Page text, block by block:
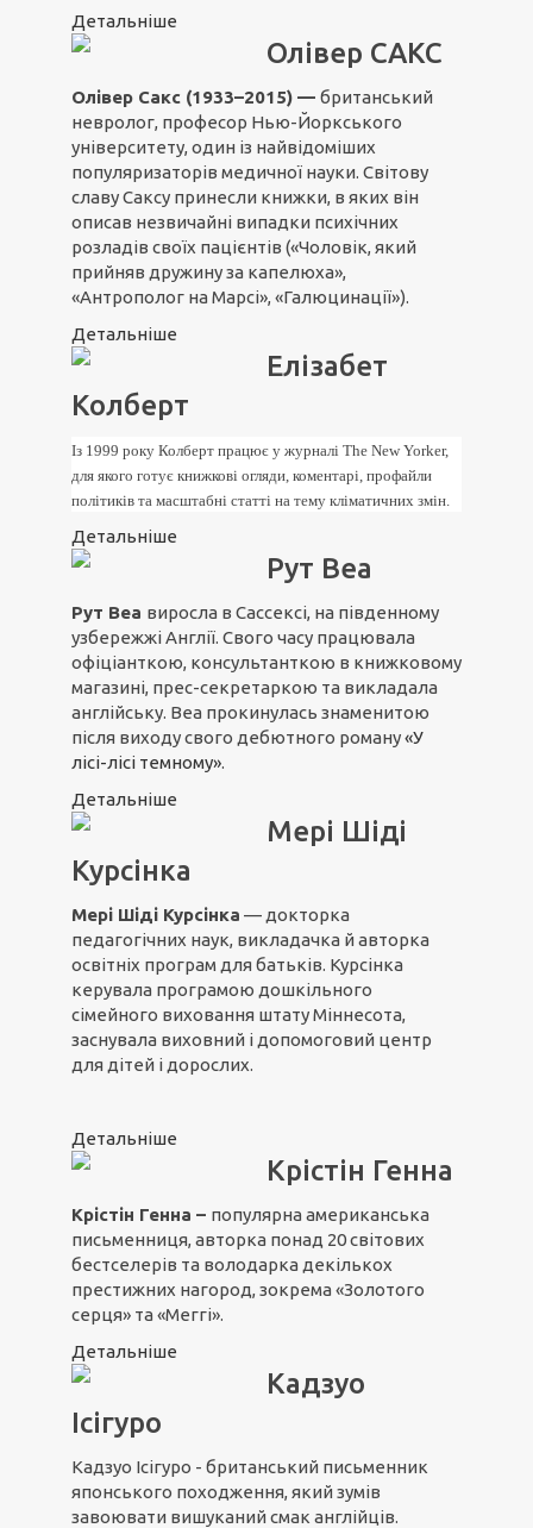
Детальніше
Олівер САКС
Олівер Сакс (1933–2015) — британський
невролог, професор Нью-Йоркського
університету, один із найвідоміших
популяризаторів медичної науки. Світову
славу Саксу принесли книжки, в яких він
описав незвичайні випадки психічних
розладів своїх пацієнтів («Чоловік, який
прийняв дружину за капелюха»,
«Антрополог на Марсі», «Галюцинації»).
Детальніше
Елізабет
Колберт
Із 1999 року Колберт працює у журналі The New Yorker,
для якого готує книжкові огляди, коментарі, профайли
політиків та масштабні статті на тему кліматичних змін.
Детальніше
Рут Веа
Рут Веа виросла в Сассексі, на південному
узбережжі Англії. Свого часу працювала
офіціанткою, консультанткою в книжковому
магазині, прес-секретаркою та викладала
англійську. Веа прокинулась знаменитою
після виходу свого дебютного роману«У
лісі-лісі темному».
Детальніше
Мері Шіді
Курсінка
Мері Шіді Курсінка — докторка
педагогічних наук, викладачка й авторка
освітніх програм для батьків. Курсінка
керувала програмою дошкільного
сімейного виховання штату Міннесота,
заснувала виховний і допомоговий центр
для дітей і дорослих.
Детальніше
Крістін Генна
Крістін Генна – популярна американська
письменниця, авторка понад 20 світових
бестселерів та володарка декількох
престижних нагород, зокрема «Золотого
серця» та «Меггі».
Детальніше
Кадзуо
Ісігуро
Кадзуо Ісігуро - британський письменник
японського походження, який зумів
завоювати вишуканий смак англійців.